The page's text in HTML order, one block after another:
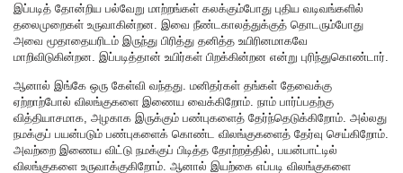
இப்படித் தோன்றிய பல்வேறு மாற்றங்கள் கலக்கும்போது புதிய வடிவங்களில்
தலைமுறைகள் உருவாகின்றன. இவை நீண்டகாலத்துக்குத் தொடரும்போது
அவை மூதாதையரிடம் இருந்து பிரித்து தனித்த உயிரினமாகவே
மாறிவிடுகின்றன. இப்படித்தான் உயிர்கள் பிறக்கின்றன என்று புரிந்துகொண்டார்.
ஆனால் இங்கே ஒரு கேள்வி வந்தது. மனிதர்கள் தங்கள் தேவைக்கு
ஏற்றாற்போல் விலங்குகளை இணைய வைக்கிறோம். நாம் பார்ப்பதற்கு
வித்தியாசமாக, அழகாக இருக்கும் பண்புகளைத் தேர்ந்தெடுக்கிறோம். அல்லது
நமக்குப் பயன்படும் பண்புகளைக் கொண்ட விலங்குகளைத் தேர்வு செய்கிறோம்.
அவற்றை இணைய விட்டு நமக்குப் பிடித்த தோற்றத்தில், பயன்பாட்டில்
விலங்குகளை உருவாக்குகிறோம். ஆனால் இயற்கை எப்படி விலங்குகளை